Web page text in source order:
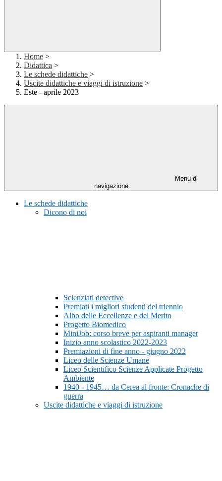
Home >
Didattica >
Le schede didattiche >
Uscite didattiche e viaggi di istruzione >
Este - aprile 2023
Menu di
navigazione
Le schede didattiche
Dicono di noi
Scienziati detective
Premiati i migliori studenti del triennio
Albo delle Eccellenze e del Merito
Progetto Biomedico
MiniJob: corso breve per aspiranti manager
Inizio anno scolastico 2022-2023
Premiazioni di fine anno - giugno 2022
Liceo delle Scienze Umane
Liceo Scientifico Scienze Applicate Progetto
Ambiente
1940 - 1945… da Cerea al fronte: Cronache di
guerra
Uscite didattiche e viaggi di istruzione